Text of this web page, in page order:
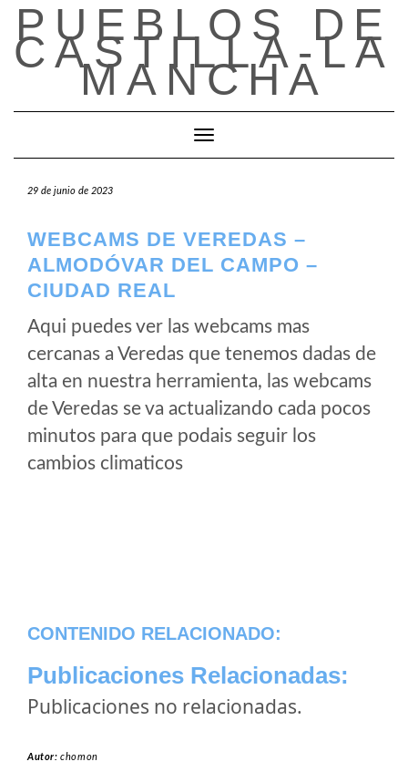
Saltar
contenido
PUEBLOS DE
CASTILLA-LA
MANCHA
Cambiar modo de navegación
29 de junio de 2023
WEBCAMS DE VEREDAS –
ALMODÓVAR DEL CAMPO –
CIUDAD REAL
Aqui puedes ver las webcams mas
cercanas a Veredas que tenemos dadas de
alta en nuestra herramienta, las webcams
de Veredas se va actualizando cada pocos
minutos para que podais seguir los
cambios climaticos
CONTENIDO RELACIONADO:
Publicaciones Relacionadas:
Publicaciones no relacionadas.
Autor:chomon